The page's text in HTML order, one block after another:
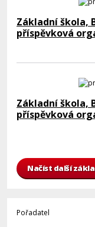
Základní škola,
příspěvková
Základní škola,
příspěvková
Načíst další
Pořadatel